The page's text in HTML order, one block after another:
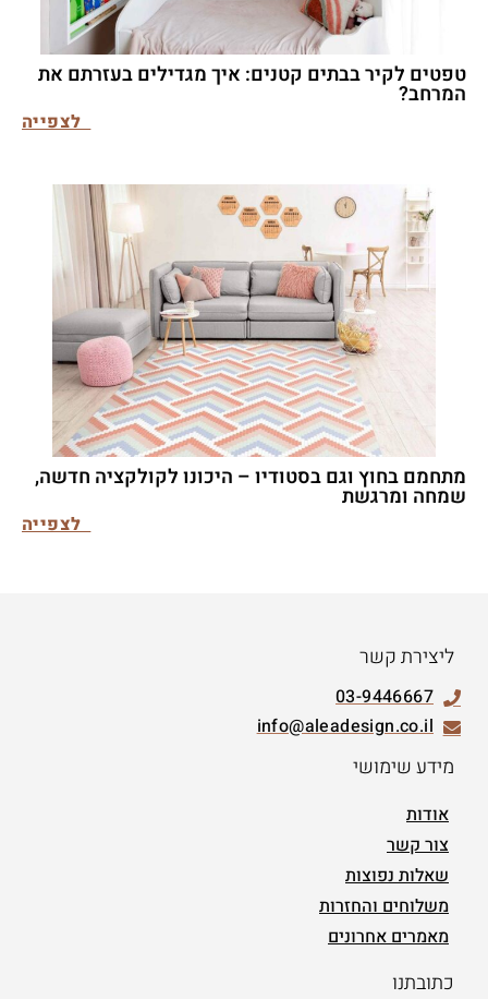
טפטים לקיר בבתים קטנים: איך מגדילים בעזרתם את
המרחב?
לצפייה
מתחמם בחוץ וגם בסטודיו – היכונו לקולקציה חדשה,
שמחה ומרגשת
לצפייה
ליצירת קשר
03-9446667
info@aleadesign.co.il
מידע שימושי
אודות
צור קשר
שאלות נפוצות
משלוחים והחזרות
מאמרים אחרונים
כתובתנו